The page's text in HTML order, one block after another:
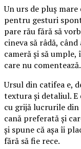
Un urs de pluș
pentru gesturi
pare rău fără să
cineva să râdă,
cameră și să
care nu comentează.
Ursul din catifea e,
textura și detaliul. E
cu grijă lucrurile din
cană preferată și
și spune că așa îi
fără să fie rece.